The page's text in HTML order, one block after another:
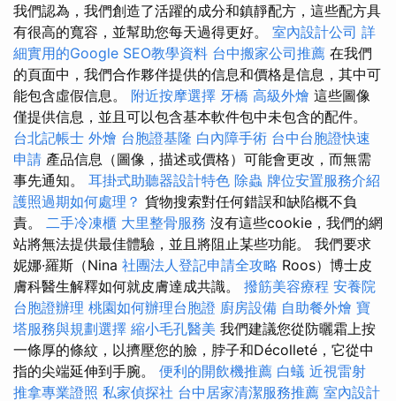
我們認為，我們創造了活躍的成分和鎮靜配方，這些配方具
有很高的寬容，並幫助您每天過得更好。 室內設計公司 詳
細實用的Google SEO教學資料 台中搬家公司推薦 在我們
的頁面中，我們合作夥伴提供的信息和價格是信息，其中可
能包含虛假信息。 附近按摩選擇 牙橋 高級外燴 這些圖像
僅提供信息，並且可以包含基本軟件包中未包含的配件。
台北記帳士 外燴 台胞證基隆 白內障手術 台中台胞證快速
申請 產品信息（圖像，描述或價格）可能會更改，而無需
事先通知。 耳掛式助聽器設計特色 除蟲 牌位安置服務介紹
護照過期如何處理？ 貨物搜索對任何錯誤和缺陷概不負
責。 二手冷凍櫃 大里整骨服務 沒有這些cookie，我們的網
站將無法提供最佳體驗，並且將阻止某些功能。 我們要求
妮娜·羅斯（Nina 社團法人登記申請全攻略 Roos）博士皮
膚科醫生解釋如何就皮膚達成共識。 撥筋美容療程 安養院
台胞證辦理 桃園如何辦理台胞證 廚房設備 自助餐外燴 寶
塔服務與規劃選擇 縮小毛孔醫美 我們建議您從防曬霜上按
一條厚的條紋，以擠壓您的臉，脖子和Décolleté，它從中
指的尖端延伸到手腕。 便利的開飲機推薦 白蟻 近視雷射
推拿專業證照 私家偵探社 台中居家清潔服務推薦 室內設計